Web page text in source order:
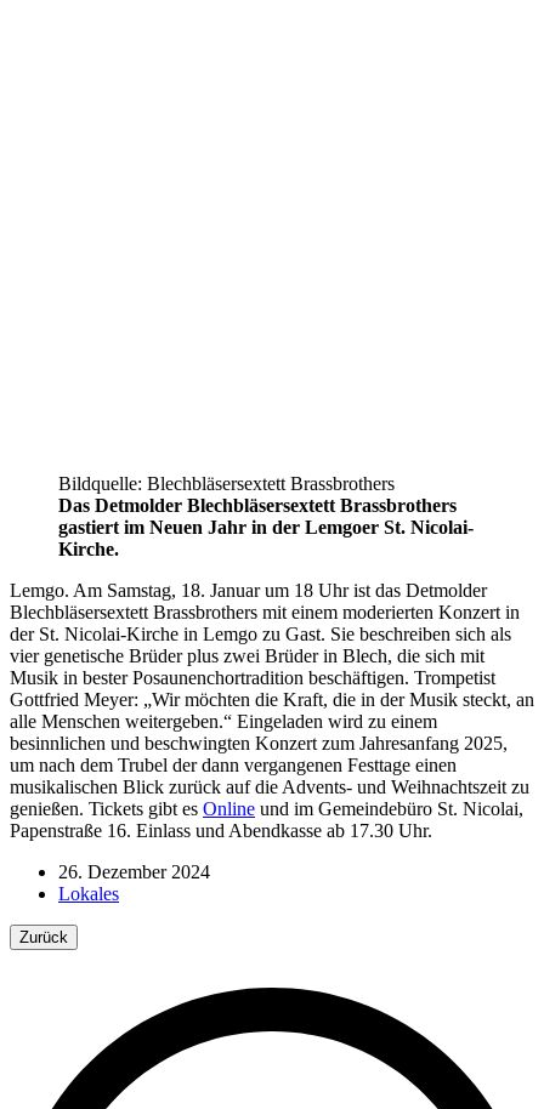
Bildquelle: Blechbläsersextett Brassbrothers
Das Detmolder Blechbläsersextett Brassbrothers
gastiert im Neuen Jahr in der Lemgoer St. Nicolai-
Kirche.
Lemgo. Am Samstag, 18. Januar um 18 Uhr ist das Detmolder
Blechbläsersextett Brassbrothers mit einem moderierten Konzert in
der St. Nicolai-Kirche in Lemgo zu Gast. Sie beschreiben sich als
vier genetische Brüder plus zwei Brüder in Blech, die sich mit
Musik in bester Posaunenchortradition beschäftigen. Trompetist
Gottfried Meyer: „Wir möchten die Kraft, die in der Musik steckt, an
alle Menschen weitergeben.“ Eingeladen wird zu einem
besinnlichen und beschwingten Konzert zum Jahresanfang 2025,
um nach dem Trubel der dann vergangenen Festtage einen
musikalischen Blick zurück auf die Advents- und Weihnachtszeit zu
genießen. Tickets gibt es Online und im Gemeindebüro St. Nicolai,
Papenstraße 16. Einlass und Abendkasse ab 17.30 Uhr.
26. Dezember 2024
Lokales